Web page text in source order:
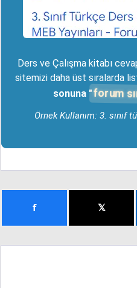
Ders ve Çalışma kitabı
sitemizi daha üst sıralarda
sonuna " forum
Örnek Kullanım: 3. sınıf
f 𝕏